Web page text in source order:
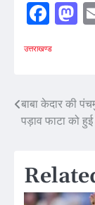
उत्तराखण्ड
Post
बाबा केदार की
पड़ाव फाटा को